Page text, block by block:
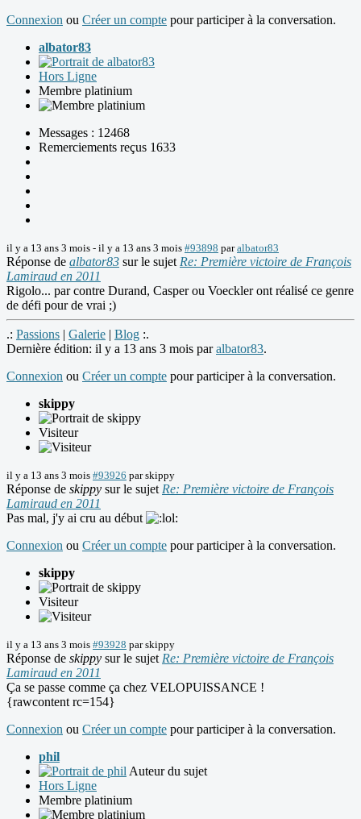
Connexion ou Créer un compte pour participer à la conversation.
albator83
Hors Ligne
Membre platinium
Messages : 12468
Remerciements reçus 1633
il y a 13 ans 3 mois - il y a 13 ans 3 mois #93898 paralbator83
Réponse de albator83 sur le sujet Re: Première victoire de François
Lamiraud en 2011
Rigolo... par contre Durand, Casper ou Voeckler ont réalisé ce genre
de défi pour de vrai ;)
.: Passions | Galerie | Blog :.
Dernière édition: il y a 13 ans 3 mois paralbator83.
Connexion ou Créer un compte pour participer à la conversation.
skippy
Visiteur
il y a 13 ans 3 mois #93926 parskippy
Réponse de skippy sur le sujet Re: Première victoire de François
Lamiraud en 2011
Pas mal, j'y ai cru au début
Connexion ou Créer un compte pour participer à la conversation.
skippy
Visiteur
il y a 13 ans 3 mois #93928 parskippy
Réponse de skippy sur le sujet Re: Première victoire de François
Lamiraud en 2011
Ça se passe comme ça chez VELOPUISSANCE !
{rawcontent rc=154}
Connexion ou Créer un compte pour participer à la conversation.
phil
Auteur du sujet
Hors Ligne
Membre platinium